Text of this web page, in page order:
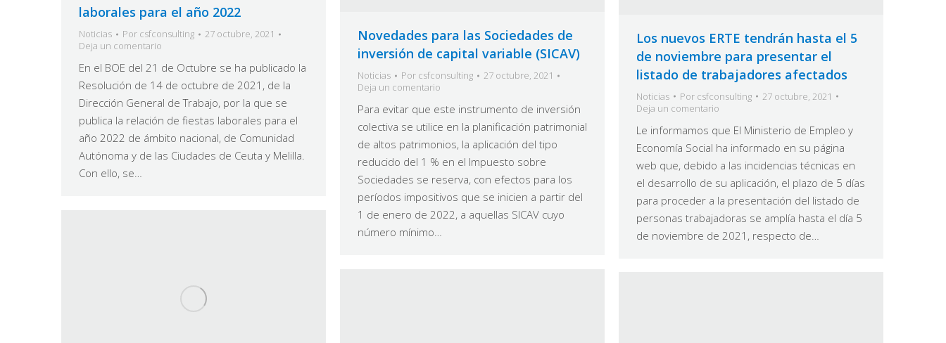
laborales para el año 2022
Noticias Por csfconsulting
27 octubre, 2021
Deja un comentario
En el BOE del 21 de Octubre se ha publicado la
Resolución de 14 de octubre de 2021, de la
Dirección General de Trabajo, por la que se
publica la relación de fiestas laborales para el
año 2022 de ámbito nacional, de Comunidad
Autónoma y de las Ciudades de Ceuta y Melilla.
Con ello, se…
Novedades para las Sociedades de
inversión de capital variable (SICAV)
Noticias Por csfconsulting
27 octubre, 2021
Deja un comentario
Para evitar que este instrumento de inversión
colectiva se utilice en la planificación patrimonial
de altos patrimonios, la aplicación del tipo
reducido del 1 % en el Impuesto sobre
Sociedades se reserva, con efectos para los
períodos impositivos que se inicien a partir del
1 de enero de 2022, a aquellas SICAV cuyo
número mínimo…
Los nuevos ERTE tendrán hasta el 5
de noviembre para presentar el
listado de trabajadores afectados
Noticias Por csfconsulting
27 octubre, 2021
Deja un comentario
Le informamos que El Ministerio de Empleo y
Economía Social ha informado en su página
web que, debido a las incidencias técnicas en
el desarrollo de su aplicación, el plazo de 5 días
para proceder a la presentación del listado de
personas trabajadoras se amplía hasta el día 5
de noviembre de 2021, respecto de…